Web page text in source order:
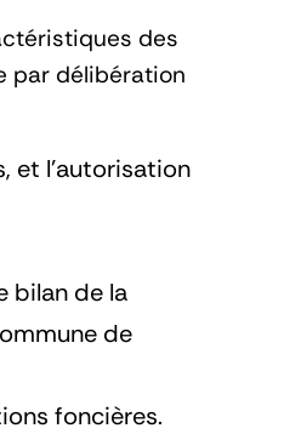
des
par délibération
et l’autorisation
bilan de la
de
foncières.